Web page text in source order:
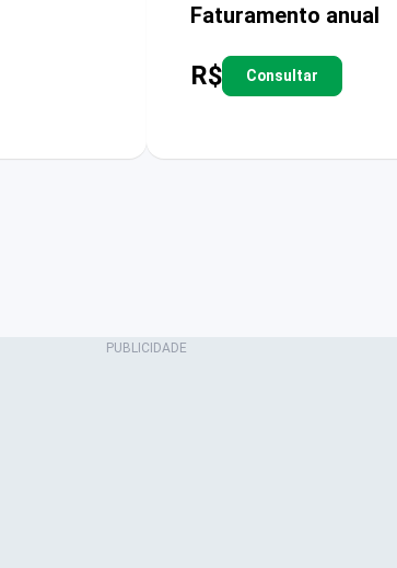
Faturamento anual
R$ Consultar